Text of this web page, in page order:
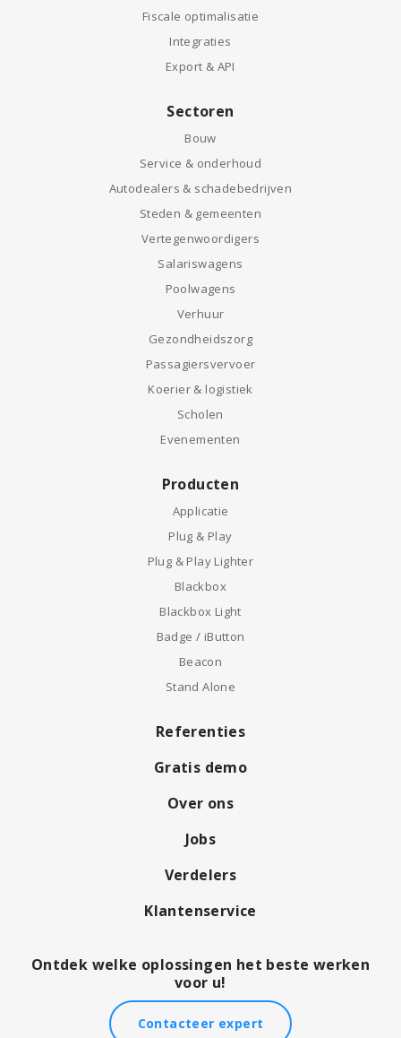
Fiscale optimalisatie
Integraties
Export & API
Sectoren
Bouw
Service & onderhoud
Autodealers & schadebedrijven
Steden & gemeenten
Vertegenwoordigers
Salariswagens
Poolwagens
Verhuur
Gezondheidszorg
Passagiersvervoer
Koerier & logistiek
Scholen
Evenementen
Producten
Applicatie
Plug & Play
Plug & Play Lighter
Blackbox
Blackbox Light
Badge / iButton
Beacon
Stand Alone
Referenties
Gratis demo
Over ons
Jobs
Verdelers
Klantenservice
Ontdek welke oplossingen het beste werken
voor u!
Contacteer expert